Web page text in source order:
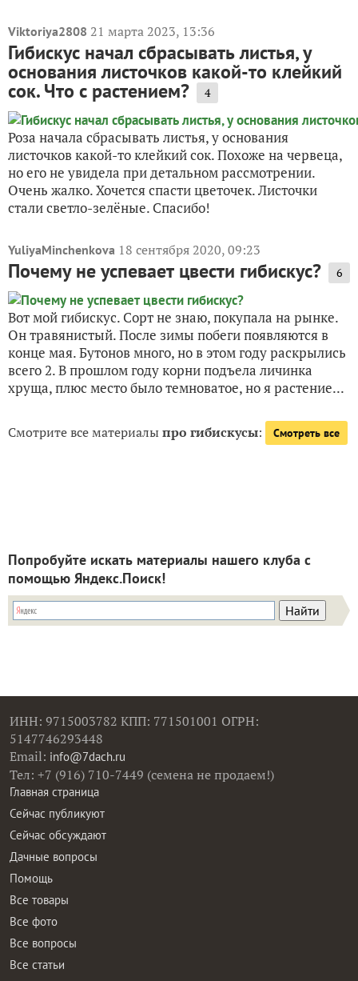
Viktoriya2808 21 марта 2023, 13:36
Гибискус начал сбрасывать листья, у
основания листочков какой-то клейкий
сок. Что с растением? 4
Роза начала сбрасывать листья, у основания
листочков какой-то клейкий сок. Похоже на червеца,
но его не увидела при детальном рассмотрении.
Очень жалко. Хочется спасти цветочек. Листочки
стали светло-зелёные. Спасибо!
YuliyaMinchenkova 18 сентября 2020, 09:23
Почему не успевает цвести гибискус? 6
Вот мой гибискус. Сорт не знаю, покупала на рынке.
Он травянистый. После зимы побеги появляются в
конце мая. Бутонов много, но в этом году раскрылись
всего 2. В прошлом году корни подъела личинка
хруща, плюс место было темноватое, но я растение...
Смотрите все материалыпро гибискусы: Смотреть все
Попробуйте искать материалы нашего клуба с
помощью Яндекс.Поиск!
ИНН: 9715003782 КПП: 771501001 ОГРН:
5147746293448
Email: info@7dach.ru
Тел: +7 (916) 710-7449 (семена не продаем!)
Главная страница
Сейчас публикуют
Сейчас обсуждают
Дачные вопросы
Помощь
Все товары
Все фото
Все вопросы
Все статьи